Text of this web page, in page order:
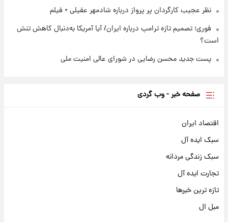
نظر عجیب کارگردان پر پرواز درباره شادمهر عقیلی + فیلم
فوری؛ تصمیم تازه ترامپ درباره ایران/ آیا آمریکا به‌دنبال کاهش تنش
است؟
پست جدید محسن رضایی در شورای عالی امنیت ملی
صفحه خبر - وب گردی
اقتصاد ایران
سبک ایده آل
سبک زندگی مردانه
تجارت ایده آل
تازه ترین خبرها
مبل ال